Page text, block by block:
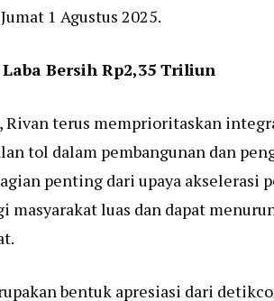
1 Agustus 2025.
Bersih Rp2,35 Triliun
Rivan terus memprioritaskan
tol dalam pembangunan dan
penting dari upaya akselerasi
masyarakat luas dan dapat
bentuk apresiasi dari